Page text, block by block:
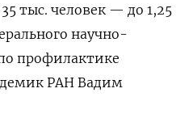
тыс. человек — до 1,25
научно-
профилактике
РАН Вадим